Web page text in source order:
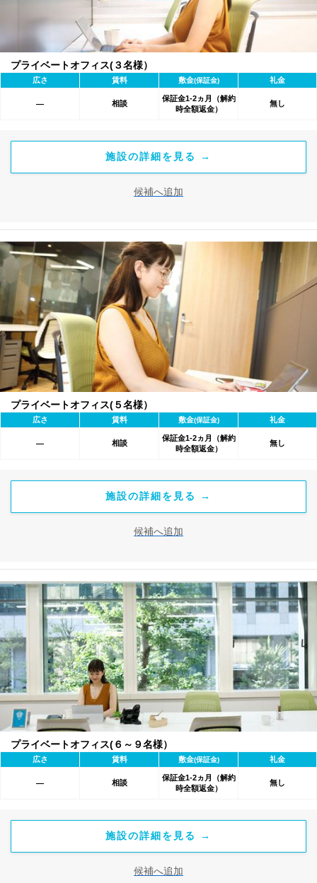
プライベートオフィス(３名様）
広さ 賃料 敷金(保証金) 礼金
― 相談
保証金1-2ヵ月（解約
時全額返金）
無し
施設の詳細を見る →
候補へ追加
プライベートオフィス(５名様）
広さ 賃料 敷金(保証金) 礼金
― 相談
保証金1-2ヵ月（解約
時全額返金）
無し
施設の詳細を見る →
候補へ追加
プライベートオフィス(６～９名様）
広さ 賃料 敷金(保証金) 礼金
― 相談
保証金1-2ヵ月（解約
時全額返金）
無し
施設の詳細を見る →
候補へ追加